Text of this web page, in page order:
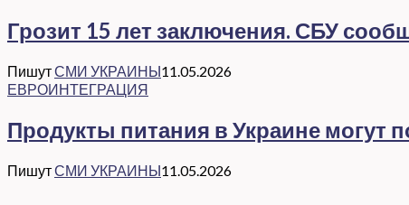
Грозит 15 лет заключения. СБУ
ПишутСМИ УКРАИНЫ11.05.2026
ЕВРОИНТЕГРАЦИЯ
Продукты питания в Украине могут
ПишутСМИ УКРАИНЫ11.05.2026